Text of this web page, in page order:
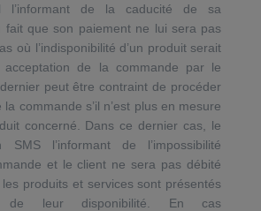
l’informant de la caducité de sa
fait que son paiement ne lui sera pas
où l’indisponibilité d’un produit serait
acceptation de la commande par le
peut être contraint de procéder
commande s’il n’est plus en mesure
concerné. Dans ce dernier cas, le
l’informant de l’impossibilité
et le client ne sera pas débité
produits et services sont présentés
de leur disponibilité. En cas